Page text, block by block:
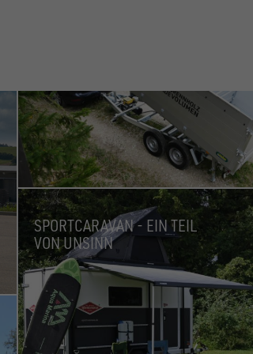
SPORTCARAVAN - EIN TEIL
VON UNSINN